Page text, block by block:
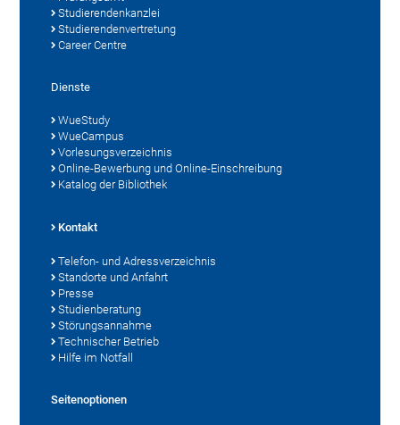
Studierendenkanzlei
Studierendenvertretung
Career Centre
Dienste
WueStudy
WueCampus
Vorlesungsverzeichnis
Online-Bewerbung und Online-Einschreibung
Katalog der Bibliothek
Kontakt
Telefon- und Adressverzeichnis
Standorte und Anfahrt
Presse
Studienberatung
Störungsannahme
Technischer Betrieb
Hilfe im Notfall
Seitenoptionen